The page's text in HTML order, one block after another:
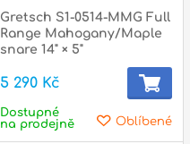
Gretsch S1-0514-MMG Full
Range Mahogany/Maple
snare 14" × 5"
5 290 Kč
Oblíbené
Dostupné
na prodejně